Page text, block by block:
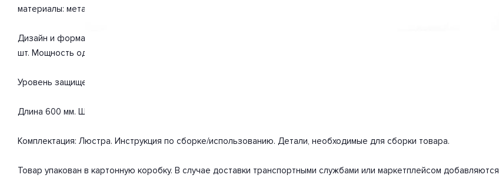
материалы: металл, стекло. С учетом технических характеристик мощности хватит для освещения 13.3 м2.
Дизайн и форма плафона конус. Направление плафонов вниз. Цоколь G9. Вид ламп: галогеновая. Количество ламп 6
шт. Мощность одной лампы составляет 40 Вт. Общая мощность 240 Вт. Напряжение 220-240 Вольт.
Уровень защищенности от влаги и пыли IP20. Расширенная гарантия на товар 2 года.
Длина 600 мм. Ширина 150 мм. Высота 200 мм. Вес товара 3 кг.
Комплектация: Люстра. Инструкция по сборке/использованию. Детали, необходимые для сборки товара.
Товар упакован в картонную коробку. В случае доставки транспортными службами или маркетплейсом добавляются